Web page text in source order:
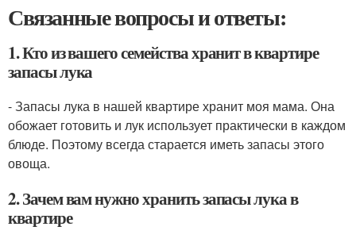
Связанные вопросы и ответы:
1. Кто из вашего семейства хранит в квартире
запасы лука
- Запасы лука в нашей квартире хранит моя мама. Она
обожает готовить и лук использует практически в каждом
блюде. Поэтому всегда старается иметь запасы этого
овоща.
2. Зачем вам нужно хранить запасы лука в
квартире